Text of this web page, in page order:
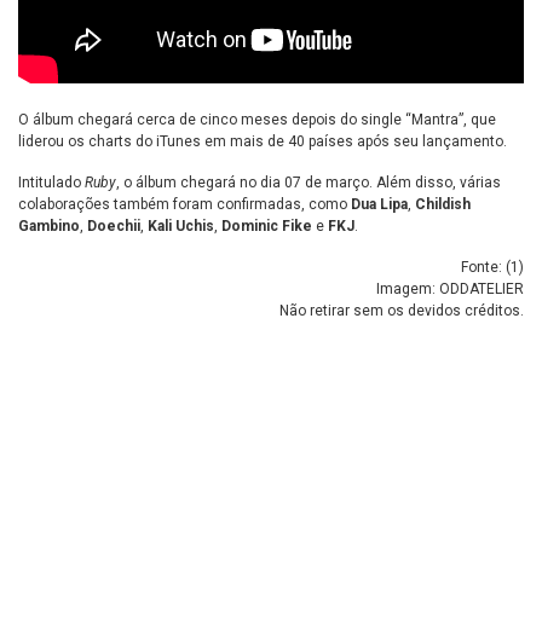
O álbum chegará cerca de cinco meses depois do single “Mantra”, que
liderou os charts do iTunes em mais de 40 países após seu lançamento.
Intitulado Ruby, o álbum chegará no dia 07 de março. Além disso, várias
colaborações também foram confirmadas, como Dua Lipa, Childish
Gambino, Doechii, Kali Uchis, Dominic Fike e FKJ.
Fonte: (1 )
Imagem: ODDATELIER
Não retirar sem os devidos créditos.